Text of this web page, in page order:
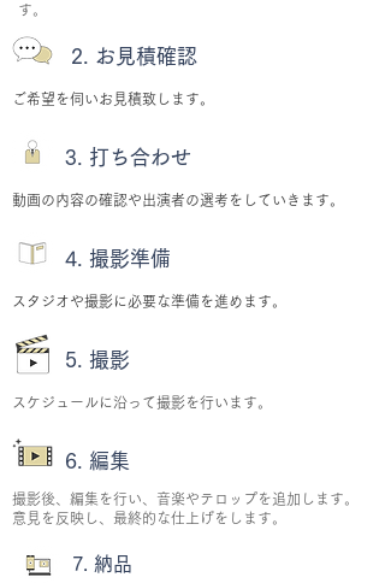
す。
2. お見積確認
ご希望を伺いお見積致します。
3. 打ち合わせ
動画の内容の確認や出演者の選考をしていきます。
4. 撮影準備
スタジオや撮影に必要な準備を進めます。
5. 撮影
スケジュールに沿って撮影を行います。
6. 編集
撮影後、編集を行い、音楽やテロップを追加します。
意見を反映し、最終的な仕上げをします。
7. 納品